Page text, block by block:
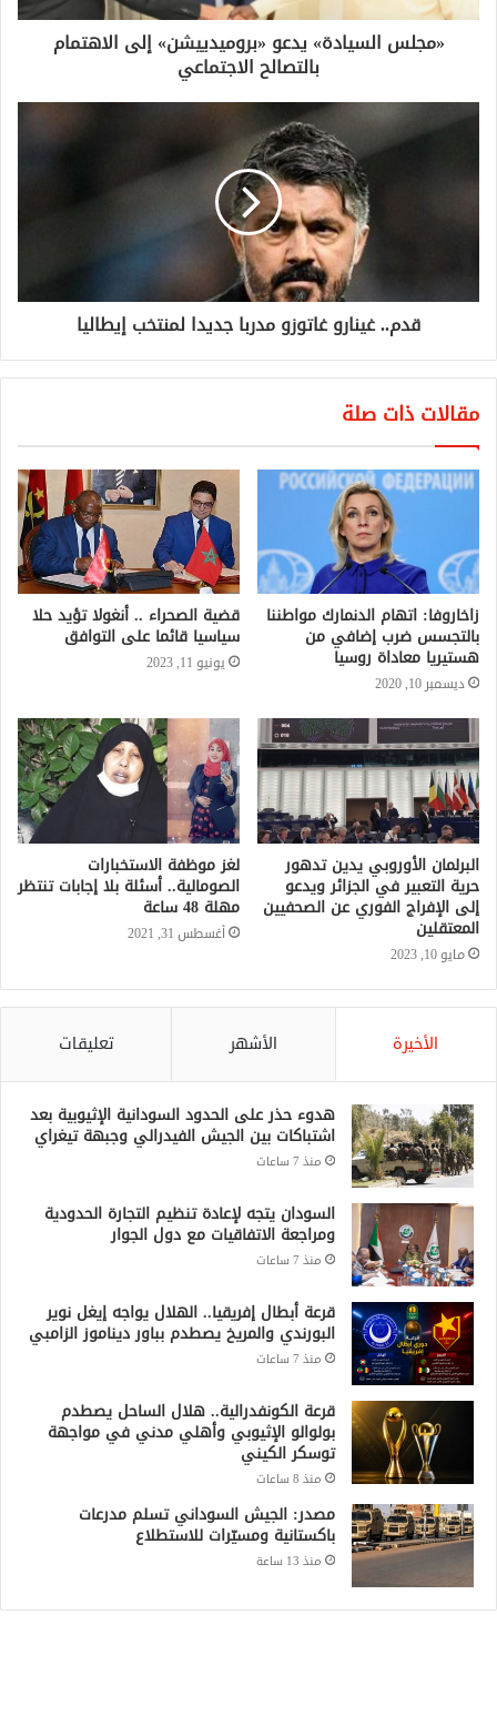
«مجلس السيادة» يدعو «بروميدييشن» إلى الاهتمام
بالتصالح الاجتماعي
قدم.. غينارو غاتوزو مدربا جديدا لمنتخب إيطاليا
مقالات ذات صلة
زاخاروفا: اتهام الدنمارك مواطننا
بالتجسس ضرب إضافي من
هستيريا معاداة روسيا
ديسمبر 10, 2020
قضية الصحراء .. أنغولا تؤيد حلا
سياسيا قائما على التوافق
يونيو 11, 2023
البرلمان الأوروبي يدين تدهور
حرية التعبير في الجزائر ويدعو
إلى الإفراج الفوري عن الصحفيين
المعتقلين
مايو 10, 2023
لغز موظفة الاستخبارات
الصومالية.. أسئلة بلا إجابات تنتظر
مهلة 48 ساعة
أغسطس 31, 2021
الأخيرة الأشهر تعليقات
هدوء حذر على الحدود السودانية الإثيوبية بعد
اشتباكات بين الجيش الفيدرالي وجبهة تيغراي
منذ 7 ساعات
السودان يتجه لإعادة تنظيم التجارة الحدودية
ومراجعة الاتفاقيات مع دول الجوار
منذ 7 ساعات
قرعة أبطال إفريقيا.. الهلال يواجه إيغل نوير
البورندي والمريخ يصطدم بباور ديناموز الزامبي
منذ 7 ساعات
قرعة الكونفدرالية.. هلال الساحل يصطدم
بولوالو الإثيوبي وأهلي مدني في مواجهة
توسكر الكيني
منذ 8 ساعات
مصدر: الجيش السوداني تسلم مدرعات
باكستانية ومسيّرات للاستطلاع
منذ 13 ساعة